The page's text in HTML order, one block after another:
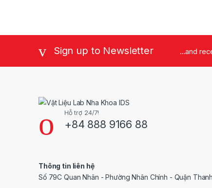
Sign up to Newsletter ...and
Hỗ trợ 24/7!
+84 888 9166 88
Thông tin liên hệ
Số 79C Quan Nhân - Phường Nhân Chính - Quận